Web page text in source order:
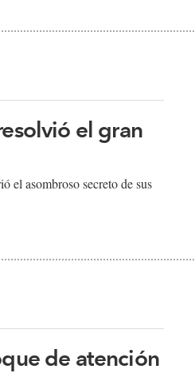
el gran
el asombroso secreto de sus
de atención